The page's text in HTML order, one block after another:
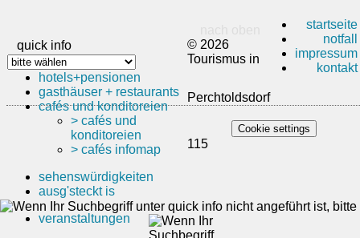
startseite
notfall
impressum
kontakt
quick info
hotels+pensionen
gasthäuser + restaurants
cafés und konditoreien
> cafés und
konditoreien
> cafés infomap
sehenswürdigkeiten
ausg'steckt is
veranstaltungen
© 2026
Tourismus in
Perchtoldsdorf
Cookie settings
115